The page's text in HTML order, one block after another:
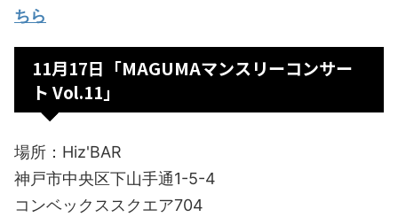
ちら
11月17日「MAGUMAマンスリーコンサー
ト Vol.11」
場所：Hiz'BAR
神戸市中央区下山手通1-5-4
コンベックススクエア704